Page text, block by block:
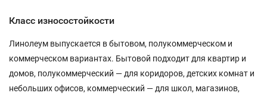
Класс износостойкости
Линолеум выпускается в бытовом, полукоммерческом и
коммерческом вариантах. Бытовой подходит для квартир и
домов, полукоммерческий — для коридоров, детских комнат и
небольших офисов, коммерческий — для школ, магазинов,